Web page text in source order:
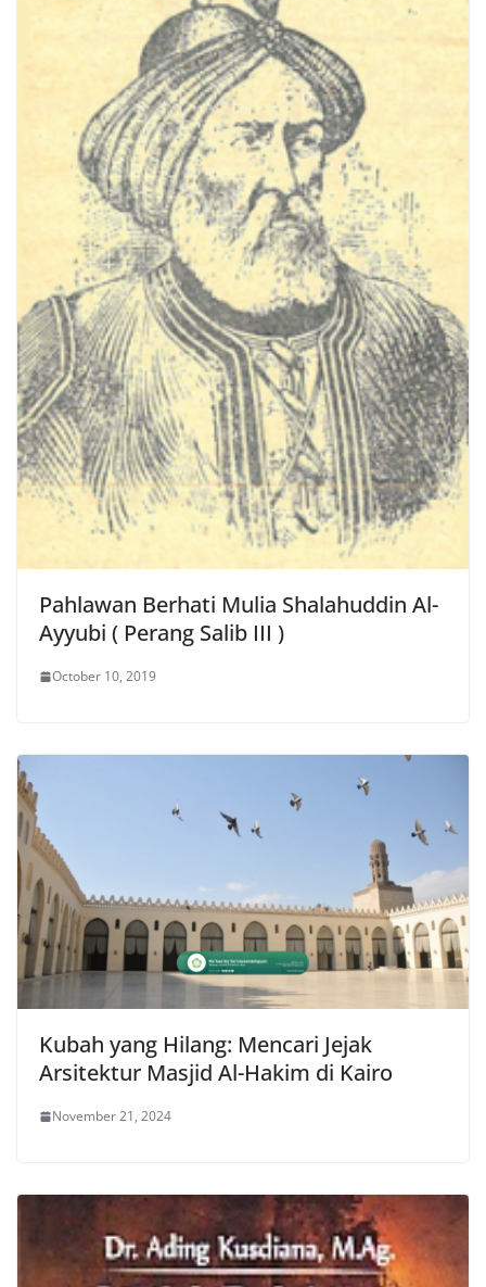
Pahlawan Berhati Mulia Shalahuddin Al-
Ayyubi ( Perang Salib III )
October 10, 2019
Kubah yang Hilang: Mencari Jejak
Arsitektur Masjid Al-Hakim di Kairo
November 21, 2024